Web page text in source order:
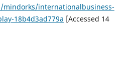
internationalbusiness-
18b4d3ad779a [Accessed 14